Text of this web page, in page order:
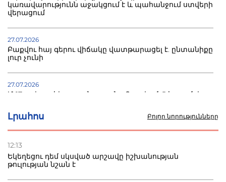
Լրահոս Բոլոր նորությունները
12:13
Եկեղեցու դեմ սկսված արշավը իշխանության
թուլության նշան է
կառավարությունն աջակցում է և պահանջում ստվերի
վերացում
27.07.2026
Բաքվու հայ գերու վիճակը վատթարացել է. ընտանիքը
լուր չունի
27.07.2026
Մ-17 աշխարհի առաջնությունը Բաքվում. 5 հայ ըմբիշ
22.07.2026
տուժածներ կան